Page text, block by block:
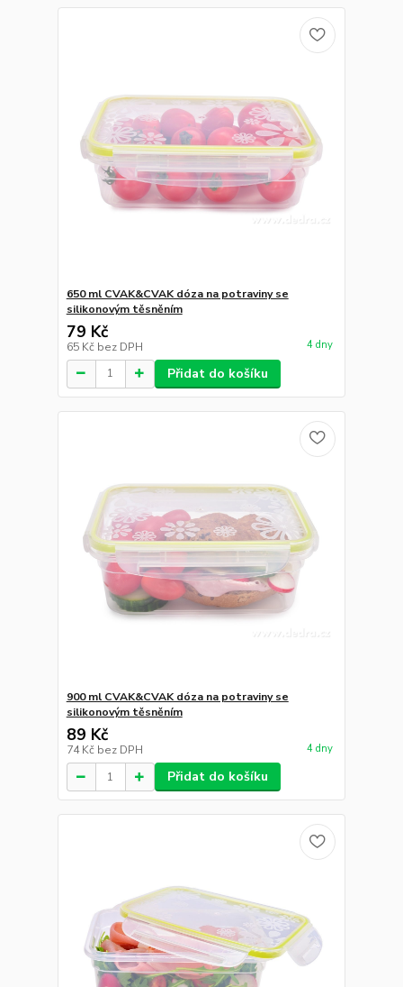
650 ml CVAK&CVAK dóza na potraviny se
silikonovým těsněním
79 Kč
65 Kč bez DPH 4 dny
Přidat do košíku
900 ml CVAK&CVAK dóza na potraviny se
silikonovým těsněním
89 Kč
74 Kč bez DPH 4 dny
Přidat do košíku